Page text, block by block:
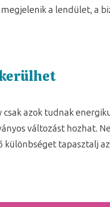
a lendület, a
csak azok tudnak
változást hozhat.
különbséget tapasztalj